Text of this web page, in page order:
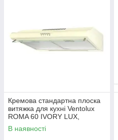
Кремова стандартна плоска
витяжка для кухні Ventolux
ROMA 60 IVORY LUX,
шириною 60 см, під навісну
шафу
В наявності